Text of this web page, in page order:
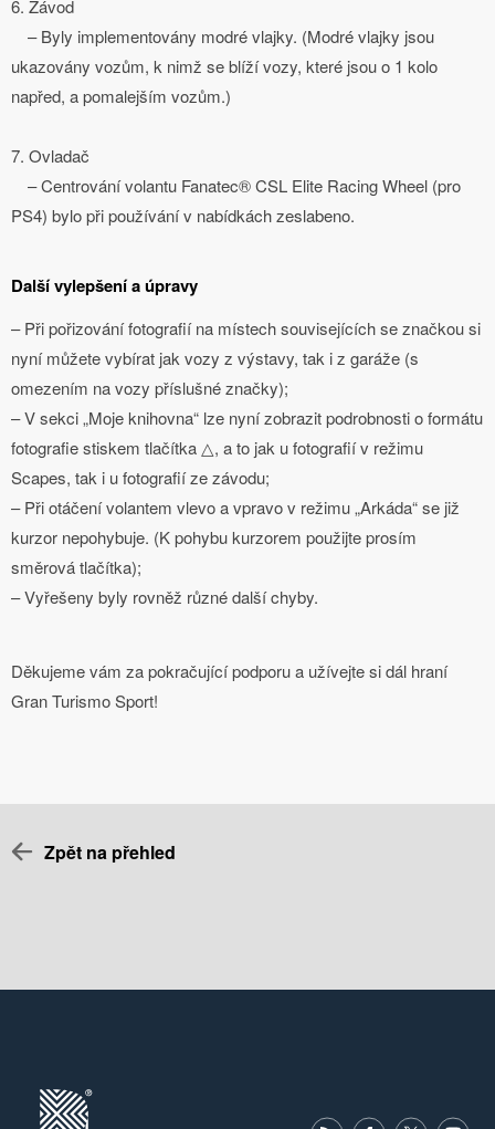
6. Závod
– Byly implementovány modré vlajky. (Modré vlajky jsou
ukazovány vozům, k nimž se blíží vozy, které jsou o 1 kolo
napřed, a pomalejším vozům.)
7. Ovladač
– Centrování volantu Fanatec® CSL Elite Racing Wheel (pro
PS4) bylo při používání v nabídkách zeslabeno.
Další vylepšení a úpravy
– Při pořizování fotografií na místech souvisejících se značkou si
nyní můžete vybírat jak vozy z výstavy, tak i z garáže (s
omezením na vozy příslušné značky);
– V sekci „Moje knihovna“ lze nyní zobrazit podrobnosti o formátu
fotografie stiskem tlačítka △, a to jak u fotografií v režimu
Scapes, tak i u fotografií ze závodu;
– Při otáčení volantem vlevo a vpravo v režimu „Arkáda“ se již
kurzor nepohybuje. (K pohybu kurzorem použijte prosím
směrová tlačítka);
– Vyřešeny byly rovněž různé další chyby.
Děkujeme vám za pokračující podporu a užívejte si dál hraní
Gran Turismo Sport!
Zpět na přehled